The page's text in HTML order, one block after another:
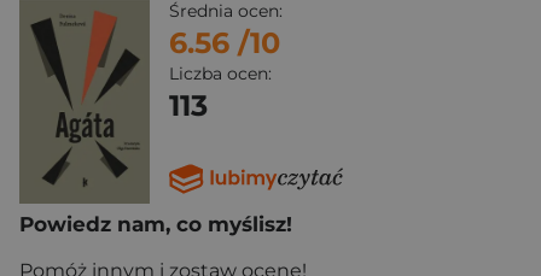
Średnia ocen:
6.56 /10
Liczba ocen:
113
Powiedz nam, co myślisz!
Pomóż innym i zostaw ocenę!